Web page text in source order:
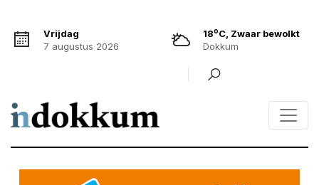
Vrijdag
7 augustus 2026
18oC, Zwaar bewolkt
Dokkum